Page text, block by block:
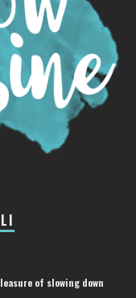
of slowing down